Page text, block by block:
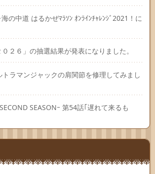
の中道 はるかぜﾏﾗｿﾝ ｵﾝﾗｲﾝﾁｬﾚﾝｼﾞ2021！に
０２６」の抽選結果が発表になりました。
ラマンジャックの肩関節を修理してみまし
SEASONｰ 第54話｢遅れて来るも